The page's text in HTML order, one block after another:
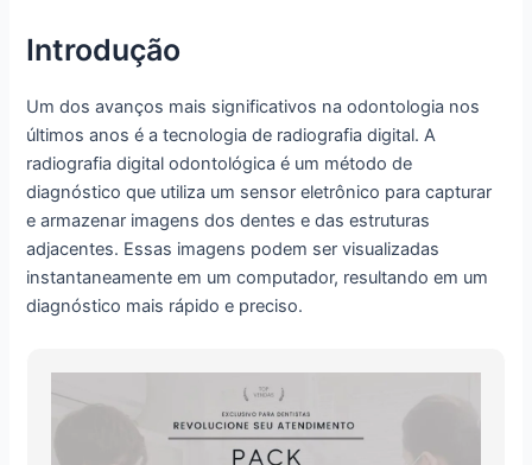
Introdução
Um dos avanços mais significativos na odontologia nos
últimos anos é a tecnologia de radiografia digital. A
radiografia digital odontológica é um método de
diagnóstico que utiliza um sensor eletrônico para capturar
e armazenar imagens dos dentes e das estruturas
adjacentes. Essas imagens podem ser visualizadas
instantaneamente em um computador, resultando em um
diagnóstico mais rápido e preciso.